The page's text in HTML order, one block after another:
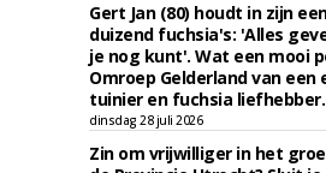
Gert Jan (80) houdt in zijn
duizend fuchsia's: 'Alles
je nog kunt'. Wat een mooi
Omroep Gelderland van
tuinier en fuchsia liefhebber.
dinsdag 28 juli 2026
Zin om vrijwilliger in het